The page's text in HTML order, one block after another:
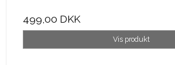
499,00 DKK
Vis produkt